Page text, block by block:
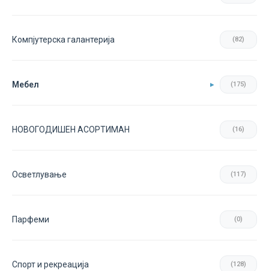
Компјутерска галантерија (82)
Мебел (175)
НОВОГОДИШЕН АСОРТИМАН (16)
Осветлување (117)
Парфеми (0)
Спорт и рекреација (128)